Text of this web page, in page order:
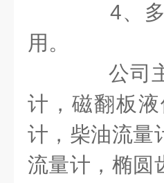
4、
用。
公司主
计，磁翻板
计，柴油流量
流量计，椭圆